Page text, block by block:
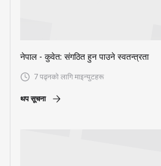
नेपाल - कुवेत: संगठित हुन पाउने स्वतन्त्रता
7 पढ्नको लागि माइन्युटहरू
थप सूचना